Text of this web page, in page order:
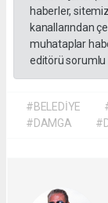
haberler,
kanallarından
muhataplar
editörü sorumlu
#BELEDİYE
#DAMGA